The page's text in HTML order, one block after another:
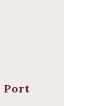
Port